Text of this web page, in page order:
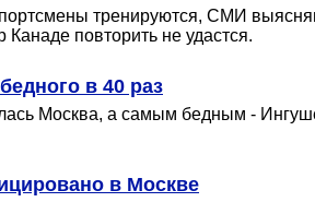
тренируются, СМИ
Канаде повторить не удастся.
в 40 раз
Москва, а самым бедным -
в Москве